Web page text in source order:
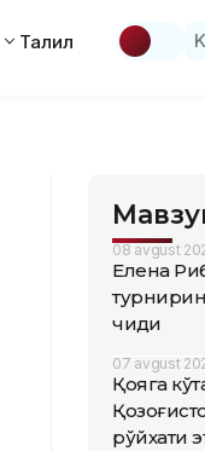
Таҳлил
08 avgust
Елена
чиқди
07 avgust
Қояга
рўйхати